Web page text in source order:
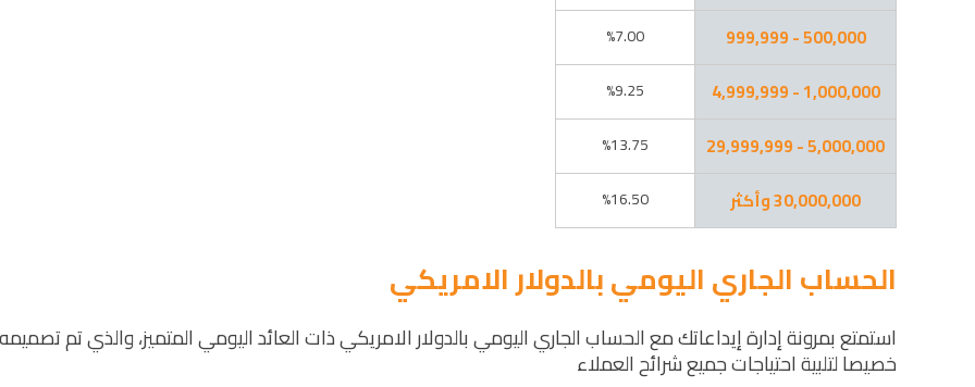
500,000 - 999,999
%7.00
1,000,000 - 4,999,999
%9.25
5,000,000 - 29,999,999
%13.75
30,000,000 وأكثر %16.50
الحساب الجاري اليومي بالدولار الامريكي
استمتع بمرونة إدارة إيداعاتك مع الحساب الجاري اليومي بالدولار الامريكي ذات العائد اليومي المتميز، والذي تم تصميمه
خصيصا لتلبية احتياجات جميع شرائح العملاء